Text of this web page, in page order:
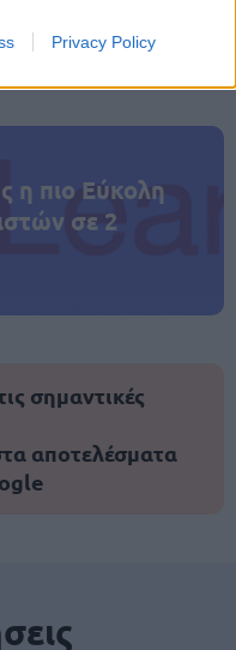
Privacy Policy
η πιο Εύκολη
σε 2
σημαντικές
αποτελέσματα